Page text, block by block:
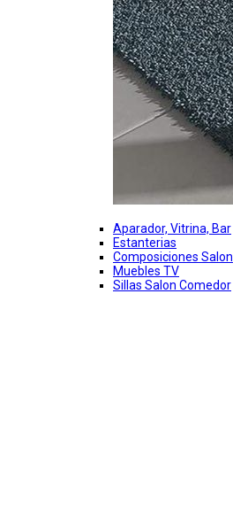
Aparador, Vitrina, Bar
Estanterias
Composiciones Salon
Muebles TV
Sillas Salon Comedor